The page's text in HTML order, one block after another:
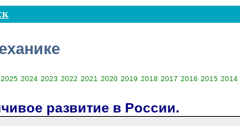
2025 2024 2023 2022 2021 2020 2019 2018 2017 2016 2015 2014
развитие в России.